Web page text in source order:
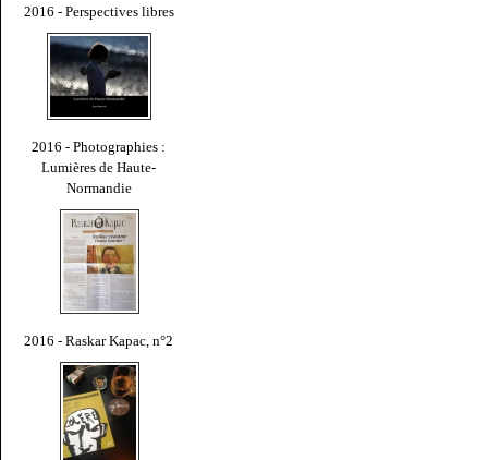
2016 - Perspectives libres
2016 - Photographies :
Lumières de Haute-
Normandie
2016 - Raskar Kapac, n°2